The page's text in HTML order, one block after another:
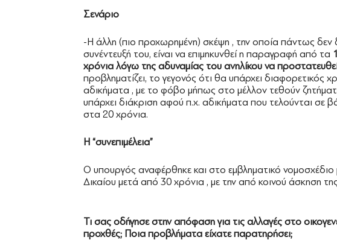
Σενάριο
-Η άλλη (πιο προχωρημένη) σκέψη , την οποία πάντως δεν
συνέντευξή του, είναι να επιμηκυνθεί η παραγραφή από τα
χρόνια λόγω της αδυναμίας του ανηλίκου να
προβληματίζει, το γεγονός ότι θα υπάρχει διαφορετικός
αδικήματα , με το φόβο μήπως στο μέλλον τεθούν
υπάρχει διάκριση αφού π.χ. αδικήματα που τελούνται σε
στα 20 χρόνια.
Η “συνεπιμέλεια”
Ο υπουργός αναφέρθηκε και στο εμβληματικό νομοσχέδιο
Δικαίου μετά από 30 χρόνια , με την από κοινού άσκηση της
Τι σας οδήγησε στην απόφαση για τις αλλαγές στο
προχθές; Ποια προβλήματα είχατε παρατηρήσει;